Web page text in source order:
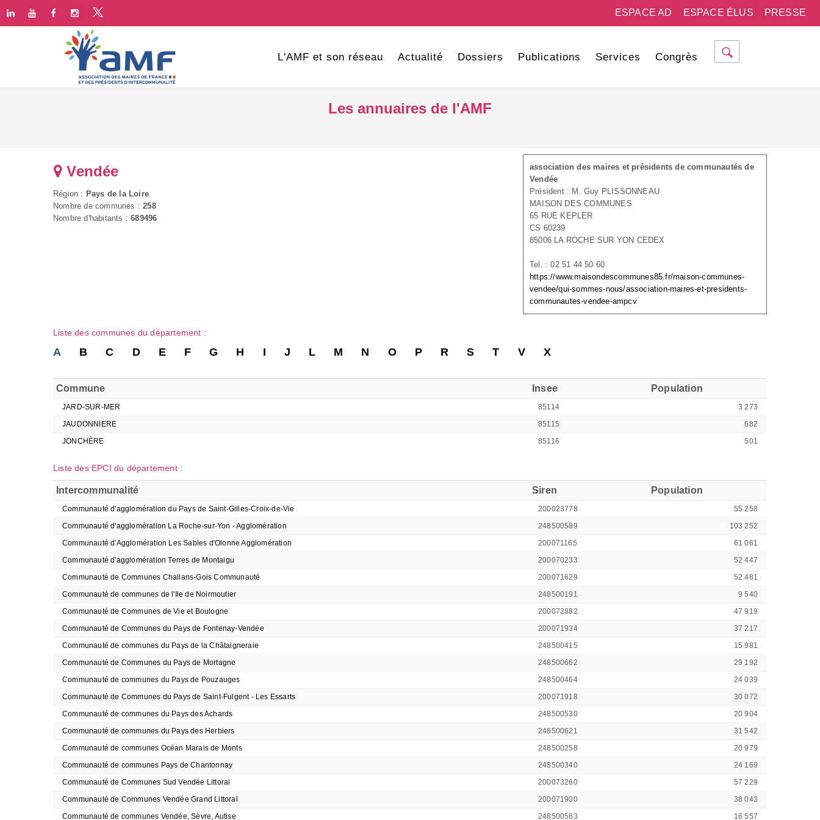
PRESSE
ESPACE ÉLUS
ESPACE AD
L'AMF et son réseau Actualité Dossiers Publications Services Congrès
Les annuaires de l'AMF
association des maires et présidents de communautés de
Vendée
Président : M. Guy PLISSONNEAU
MAISON DES COMMUNES
65 RUE KEPLER
CS 60239
85006 LA ROCHE SUR YON CEDEX
Tel. : 02 51 44 50 60
https://www.maisondescommunes85.fr/maison-communes-
vendee/qui-sommes-nous/association-maires-et-presidents-
communautes-vendee-ampcv
Vendée
Région : Pays de la Loire
Nombre de communes :258
Nombre d'habitants :689496
Liste des communes du département :
A B C D E F G H I J L M N O P R S T V X
Commune Insee Population
JARD-SUR-MER 85114
3 273
JAUDONNIERE
85115
682
JONCHÈRE
85116 501
Liste des EPCI du département :
Intercommunalité Siren Population
Communauté d'agglomération du Pays de Saint-Gilles-Croix-de-Vie 200023778
55 258
Communauté d'agglomération La Roche-sur-Yon - Agglomération
248500589
103 252
Communauté d'Agglomération Les Sables d'Olonne Agglomération
200071165
61 061
Communauté d'agglomération Terres de Montaigu
200070233
52 447
Communauté de Communes Challans-Gois Communauté
200071629
52 481
Communauté de communes de l'Ile de Noirmoutier
248500191
9 540
Communauté de Communes de Vie et Boulogne
200072882
47 919
Communauté de Communes du Pays de Fontenay-Vendée
200071934
37 217
Communauté de communes du Pays de la Châtaigneraie
248500415
15 981
Communauté de Communes du Pays de Mortagne
248500662
29 192
Communauté de communes du Pays de Pouzauges
248500464
24 039
Communauté de Communes du Pays de Saint-Fulgent - Les Essarts
200071918
30 072
Communauté de communes du Pays des Achards
248500530
20 904
Communauté de communes du Pays des Herbiers
248500621
31 542
Communauté de communes Océan Marais de Monts
248500258
20 979
Communauté de communes Pays de Chantonnay
248500340
24 169
Communauté de Communes Sud Vendée Littoral
200073260
57 229
Communauté de Communes Vendée Grand Littoral
200071900
38 043
Communauté de communes Vendée, Sèvre, Autise
248500563 16 557